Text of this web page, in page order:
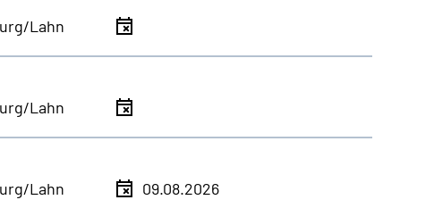
Lahn
Lahn
Lahn 09.08.2026